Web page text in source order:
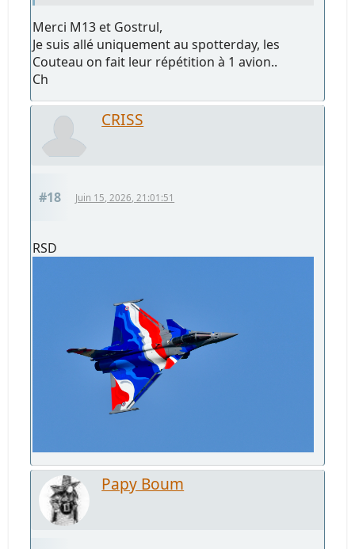
Merci M13 et Gostrul,
Je suis allé uniquement au spotterday, les
Couteau on fait leur répétition à 1 avion..
Ch
CRISS
#18 Juin 15, 2026, 21:01:51
RSD
Papy Boum